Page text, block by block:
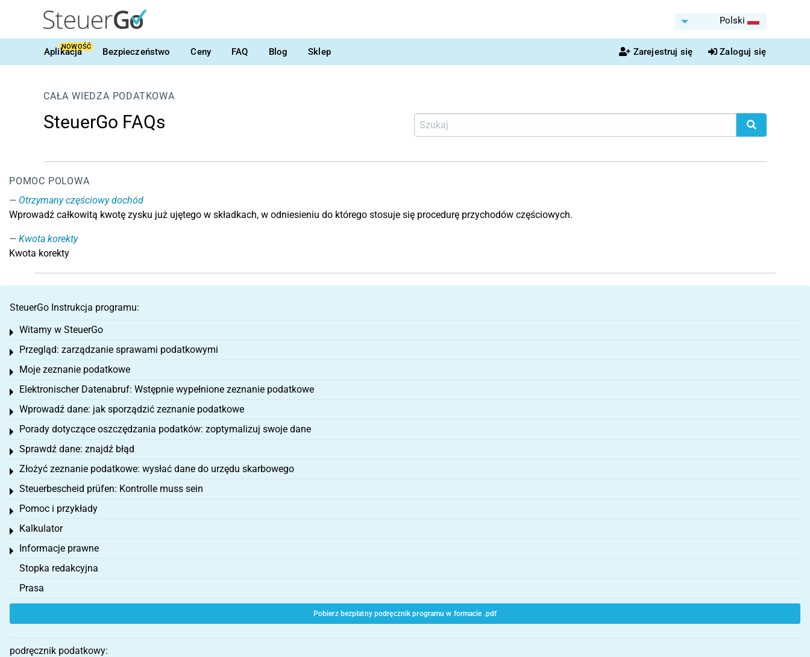
Polski
Aplikacja
NOWOŚĆ Bezpieczeństwo Ceny FAQ Blog Sklep Zarejestruj się Zaloguj się
CAŁA WIEDZA PODATKOWA
SteuerGo FAQs
POMOC POLOWA
Otrzymany częściowy dochód
Wprowadź całkowitą kwotę zysku już ujętego w składkach, w odniesieniu do którego stosuje się procedurę przychodów częściowych.
Kwota korekty
Kwota korekty
SteuerGo Instrukcja programu:
Witamy w SteuerGo
Toggle menu
Przegląd: zarządzanie sprawami podatkowymi
Toggle menu
Moje zeznanie podatkowe
Toggle menu
Elektronischer Datenabruf: Wstępnie wypełnione zeznanie podatkowe
Toggle menu
Wprowadź dane: jak sporządzić zeznanie podatkowe
Toggle menu
Porady dotyczące oszczędzania podatków: zoptymalizuj swoje dane
Toggle menu
Sprawdź dane: znajdź błąd
Toggle menu
Złożyć zeznanie podatkowe: wysłać dane do urzędu skarbowego
Toggle menu
Steuerbescheid prüfen: Kontrolle muss sein
Toggle menu
Pomoc i przykłady
Toggle menu
Kalkulator
Toggle menu
Informacje prawne
Toggle menu
Stopka redakcyjna
Prasa
Pobierz bezpłatny podręcznik programu w formacie .pdf
podręcznik podatkowy: